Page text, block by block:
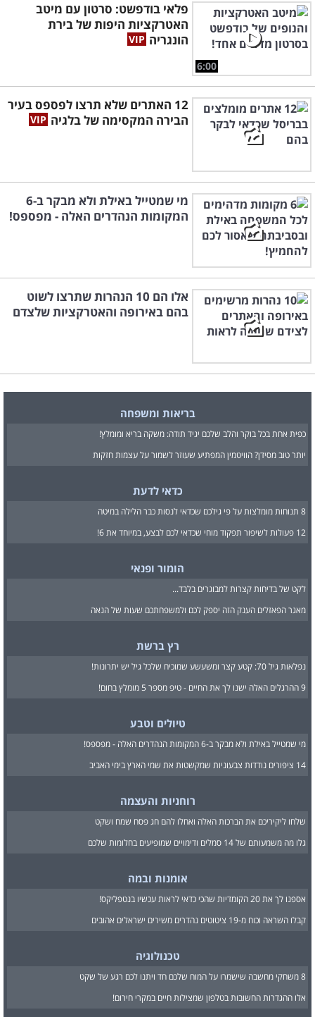
6:00
פלאי בודפשט: סרטון עם מיטב
האטרקציות היפות של בירת
הונגריה
12 האתרים שלא תרצו לפספס בעיר
הבירה המקסימה של בלגיה
מי שמטייל באילת ולא מבקר ב-6
המקומות הנהדרים האלה - מפספס!
אלו הם 10 הנהרות שתרצו לשוט
בהם באירופה והאטרקציות שלצדם
בריאות ומשפחה
כפית אחת בכל בוקר והלב שלכם יגיד תודה: משקה בריא ומומלץ!
יותר טוב מסידן? הוויטמין המפתיע שעוזר לשמור על עצמות חזקות
כדאי לדעת
8 תנוחות מומלצות על פי גילכם שכדאי לנסות כבר הלילה במיטה
12 פעולות לשיפור תפקוד מוחי שכדאי לכם לבצע, במיוחד את 6!
הומור ופנאי
לקט של בדיחות קצרות למבוגרים בלבד...
מאגר הפאזלים הענק הזה יספק לכם ולמשפחתכם שעות של הנאה
רץ ברשת
נפלאות גיל 70: קטע קצר ומשעשע שמוכיח שלכל גיל יש יתרונות!
9 ההרגלים האלה ישנו לך את החיים - טיפ מספר 5 מומלץ בחום!
טיולים וטבע
מי שמטייל באילת ולא מבקר ב-6 המקומות הנהדרים האלה - מפספס!
14 ציפורים נודדות צבעוניות שמקשטות את שמי הארץ בימי האביב
רוחניות והעצמה
שלחו ליקיריכם את הברכות האלה ואחלו להם חג פסח שמח ושקט
גלו מה משמעותם של 14 סמלים ודימויים שמופיעים בחלומות שלכם
אומנות ובמה
אספנו לך את 20 הקומדיות שהכי כדאי לראות עכשיו בנטפליקס!
קבלו השראה וכוח מ-19 ציטוטים נהדרים משירים ישראלים אהובים
טכנולוגיה
8 משחקי מחשבה שישמרו על המוח שלכם חד ויתנו לכם רגע של שקט
אלו ההגדרות החשובות בטלפון שמצילות חיים במקרי חירום!